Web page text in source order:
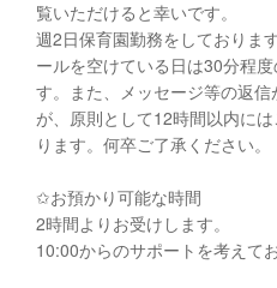
覧いただけると幸いです。
週2日保育園勤務をしておりま
ールを空けている日は30分程
す。また、メッセージ等の返
が、原則として12時間以内に
ります。何卒ご了承ください。
✩お預かり可能な時間
2時間よりお受けします。
10:00からのサポートを考えて